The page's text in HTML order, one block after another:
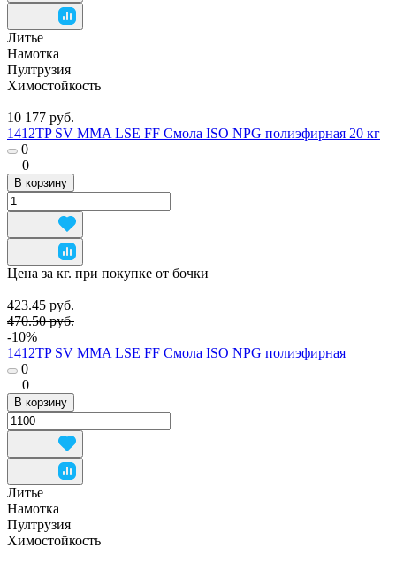
Литье
Намотка
Пултрузия
Химостойкость
10 177 руб.
1412TP SV MMA LSE FF Смола ISO NPG полиэфирная 20 кг
0
0
В корзину
Цена за кг. при покупке от бочки
423.45 руб.
470.50 руб.
-10%
1412TP SV MMA LSE FF Смола ISO NPG полиэфирная
0
0
В корзину
Литье
Намотка
Пултрузия
Химостойкость